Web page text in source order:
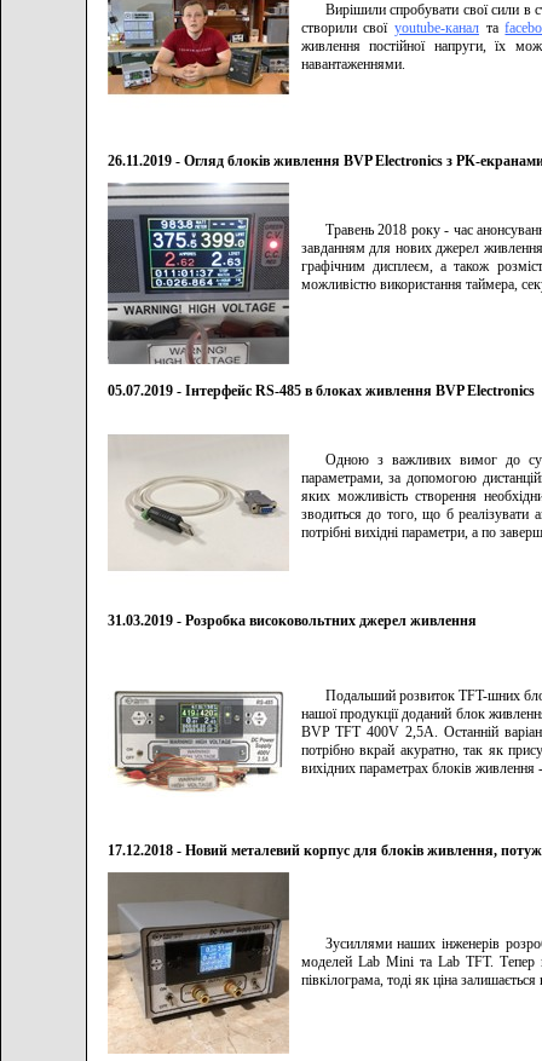
Вирішили спробувати свої сили в
створили свої youtube-каналта
живлення постійної напруги, їх
навантаженнями.
26.11.2019 - Огляд блоків живлення BVP Electronics з РК-
Травень 2018 року - час
завданням для нових джерел
графічним дисплеєм, а також
можливістю використання таймера,
05.07.2019 - Інтерфейс RS-485 в блоках живлення BVP Electronics
Одною з важливих вимог до
параметрами, за допомогою
яких можливість створення
зводиться до того, що б реалізувати
потрібні вихідні параметри, а по
31.03.2019 - Розробка високовольтних джерел живлення
Подальший розвиток TFT-шних
нашої продукції доданий блок
BVP TFT 400V 2,5A. Останній
потрібно вкрай акуратно, так як
вихідних параметрах блоків
17.12.2018 - Новий металевий корпус для блоків живлення,
Зусиллями наших інженерів
моделей Lab Mini та Lab TFT. Тепер
півкілограма, тоді як ціна